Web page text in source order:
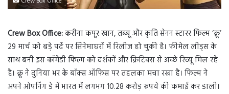
Crew Box Office:करीना कपूर खान, तब्बू और कृति सेनन स्टारर फिल्म ‘क्रू’
29 मार्च को बड़े पर्दे पर सिनेमाघरों में रिलीज हो चुकी है। फीमेल लीड्स के
साथ बनी इस कॉमेडी फिल्म को दर्शकों और क्रिटिक्स से अच्छे रिव्यू मिल रहे
हैं। क्रू ने दुनिया भर के बॉक्स ऑफिस पर तहलका मचा रखा है। फिल्म ने
अपने ओपनिंग डे में भारत में लगभग 10.28 करोड़ रुपये की कमाई कर डाली।